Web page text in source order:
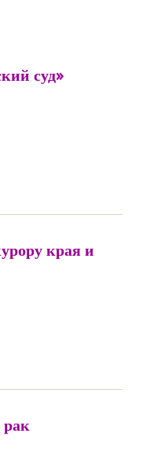
суд»
края и
рак